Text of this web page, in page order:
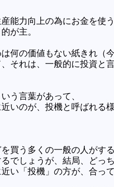
能力向上の為にお金を使
が主。
何の価値もない紙きれ（
それは、一般的に投資と言
う言葉があって、
いのが、投機と呼ばれる様
買う多くの一般の人がする
でしょうが、結局、どっ
い「投機」の方が、合っ